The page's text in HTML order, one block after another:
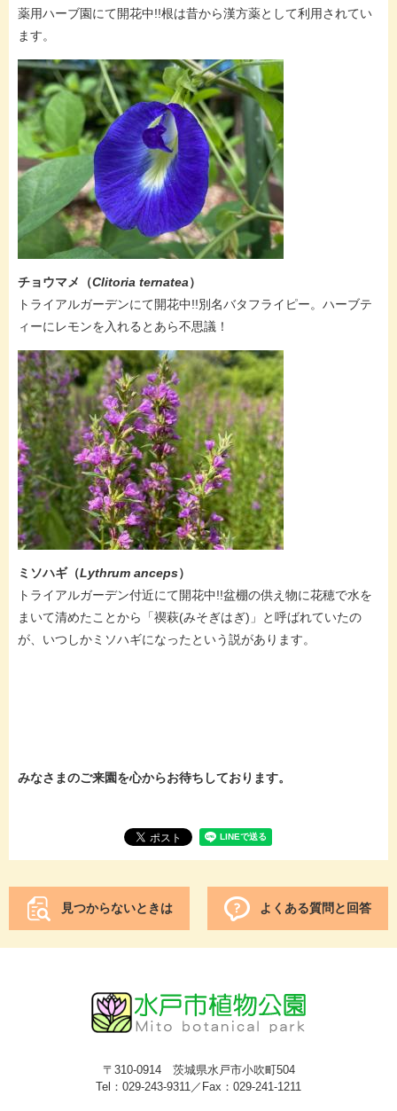
​薬用ハーブ園にて開花中!!根は昔から漢方薬として利用されてい
ます。
チョウマメ（Clitoria ternatea）
​​トライアルガーデンにて開花中!!別名バタフライピー。ハーブテ
ィーにレモンを入れるとあら不思議！
ミソハギ（Lythrum anceps）
​トライアルガーデン付近にて開花中!!盆棚の供え物に花穂で水を
まいて清めたことから「禊萩(みそぎはぎ)」と呼ばれていたの
が、いつしかミソハギになったという説があります。
みなさまのご来園を心からお待ちしております。
見つからないときは よくある質問と回答
〒310-0914 茨城県水戸市小吹町504
Tel：029-243-9311／Fax：029-241-1211